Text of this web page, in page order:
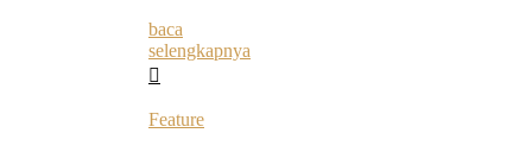
baca
selengkapnya
Feature